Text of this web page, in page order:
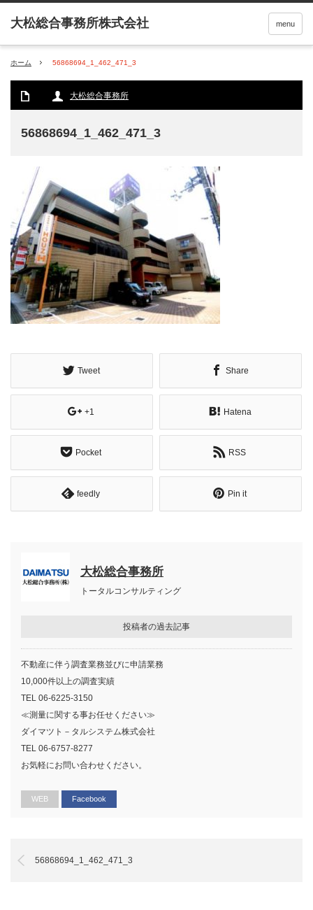
menu
ホーム 56868694_1_462_471_3
大松総合事務所
56868694_1_462_471_3
Tweet Share
+1 Hatena
Pocket RSS
feedly Pin it
大松総合事務所
トータルコンサルティング
投稿者の過去記事
不動産に伴う調査業務並びに申請業務
10,000件以上の調査実績
TEL 06-6225-3150
≪測量に関する事お任せください≫
ダイマツト－タルシステム株式会社
TEL 06-6757-8277
お気軽にお問い合わせください。
WEB Facebook
56868694_1_462_471_3